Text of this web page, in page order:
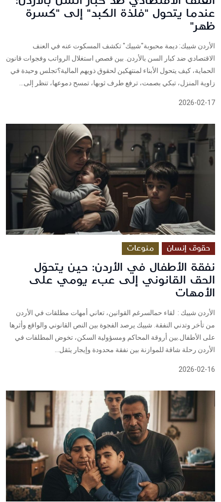
عندما يتحول "فلذة الكبد" إلى "كسرة
ظهر"
الأردن شييك: ديمة محبوبة"شييك" تكشف المسكوت عنه في العنف
الاقتصادي ضد كبار السن بالأردن. بين قصص استغلال الرواتب وفجوات قانون
الحماية، كيف يتحول الأبناء لمنتهكين لحقوق ذويهم المالية؟تجلس وحيدة في
زاوية المنزل، تبكي بصمت، ترفع طرف ثوبها، تمسح دموعها، تنظر إلى...
2026-02-17
حقوق إنسان منوعات
نفقة الأطفال في الأردن: حين يتحوّل
الحق القانوني إلى عبء يومي على
الأمهات
الأردن شييك : لقاء حمالسرغم القوانين، تعاني أمهات مطلقات في الأردن
من تأخر وتدني النفقة. شييك يرصد الفجوة بين النص القانوني والواقع وأثرها
على الأطفال.بين أروقة المحاكم ومسؤولية السكن، تخوض المطلقات في
الأردن رحلة شاقة للموازنة بين نفقة محدودة وإيجار يثقل...
2026-02-16